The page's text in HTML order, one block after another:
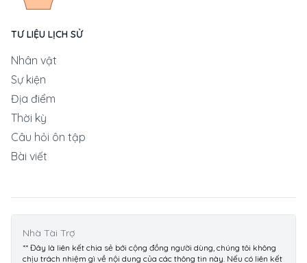
TƯ LIỆU LỊCH SỬ
Nhân vật
Sự kiện
Địa điểm
Thời kỳ
Câu hỏi ôn tập
Bài viết
Nhà Tài Trợ
** Đây là liên kết chia sẻ bới cộng đồng người dùng, chúng tôi không
chịu trách nhiệm gì về nội dung của các thông tin này. Nếu có liên kết